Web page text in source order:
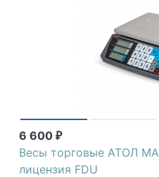
6 600 ₽
Весы торговые АТОЛ
лицензия FDU